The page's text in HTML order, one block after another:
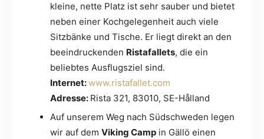
kleine, nette Platz ist sehr sauber und bietet
neben einer Kochgelegenheit auch viele
Sitzbänke und Tische. Er liegt direkt an den
beeindruckenden Ristafallets, die ein
beliebtes Ausflugsziel sind.
Internet:www.ristafallet.com
Adresse: Rista 321, 83010, SE-Hålland
Auf unserem Weg nach Südschweden legen
wir auf dem Viking Camp in Gällö einen